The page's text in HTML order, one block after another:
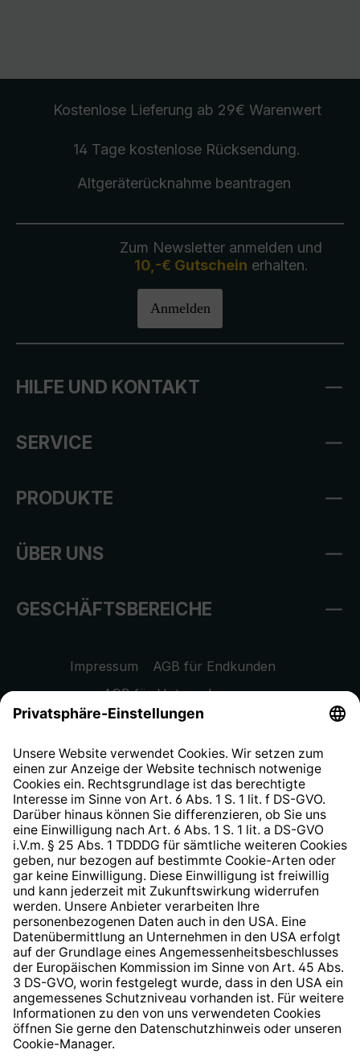
Kostenlose Lieferung ab 29€ Warenwert
14 Tage kostenlose Rücksendung.
Altgeräterücknahmebeantragen
Zum Newsletter anmelden und
10,-€ Gutschein erhalten.
Anmelden
HILFE UND KONTAKT
SERVICE
PRODUKTE
ÜBER UNS
GESCHÄFTSBEREICHE
Impressum
AGB für Endkunden
AGB für Unternehmen
Datenschutzhinweis
Widerrufsrecht
Hinweisgeberschutzsystem
Barrierefreiheit
* Alle Preise inkl. gesetzl. Mehrwertsteuer zzgl.